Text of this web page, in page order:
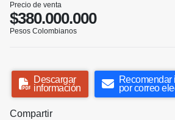
Precio de venta
$380.000.000
Pesos Colombianos
Descargar
información
Recomendar
por correo
Compartir